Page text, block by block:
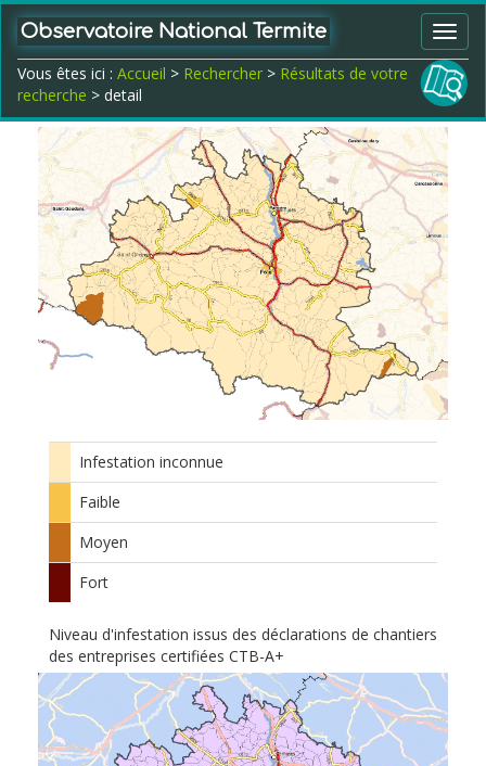
Observatoire National Termite
Vous êtes ici : Accueil > Rechercher > Résultats de votre
recherche > detail
Infestation inconnue
Faible
Moyen
Fort
Niveau d'infestation issus des déclarations de chantiers
des entreprises certifiées CTB-A+